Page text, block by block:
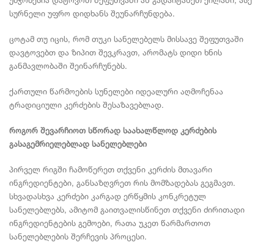
სურნელი უფრო დიდხანს შეუნარჩუნდება.
ცოტამ თუ იცის, რომ თუკი სანელებელს მისსავე შეფუთვაში
დავტოვებთ და ზიპით შევკრავთ, არომატს დიდი ხნის
განმავლობაში შეინარჩუნებს.
ქართული წარმოების სუნელები იდეალური აღმოჩენაა
ტრადიციული კერძების შესაზავებლად.
როგორ შევარჩიოთ სწორად საახალწლოდ კერძების
გასაგემრიელებლად სანელებლები
პირველ რიგში ჩამოწერეთ თქვენი კერძის მთავარი
ინგრედიენტები, განსაზღვრეთ რის მომზადებას გეგმავთ.
სხვადასხვა კერძები კარგად ერწყმის კონკრეტულ
სანელებლებს, ამიტომ გაითვალისწინეთ თქვენი ძირითადი
ინგრედიენტების გემოები, რათა უკეთ წარმართოთ
სანელებლების შერჩევის პროცესი.